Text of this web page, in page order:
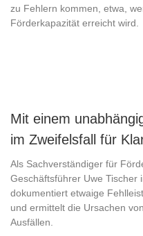
zu Fehlern kommen, etwa,
Förderkapazität erreicht wird.
Mit einem
im Zweifelsfall für
Als Sachverständiger für
Geschäftsführer Uwe Tischer
dokumentiert etwaige
und ermittelt die Ursachen
Ausfällen.